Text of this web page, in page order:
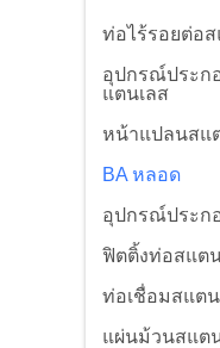
ท่อไร้รอยต่อส
อุปกรณ์ประก
แตนเลส
หน้าแปลนสแ
BA หลอด
อุปกรณ์ประก
ฟิตติ้งท่อสแต
ท่อเชื่อมสแตน
แผ่นม้วนสแต